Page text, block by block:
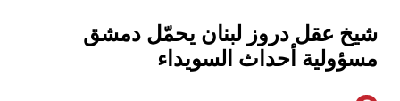
شيخ عقل دروز لبنان يحمّل دمشق
مسؤولية أحداث السويداء